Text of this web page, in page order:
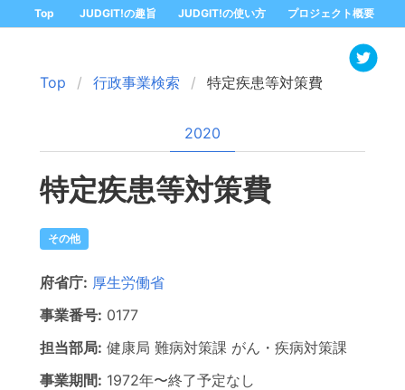
Top JUDGIT!の趣旨 JUDGIT!の使い方 プロジェクト概要
Top 行政事業検索 特定疾患等対策費
2020
特定疾患等対策費
その他
府省庁: 厚生労働省
事業番号: 0177
担当部局: 健康局 難病対策課 がん・疾病対策課
事業期間: 1972年〜終了予定なし